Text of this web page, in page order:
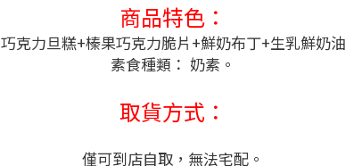
商品特色：
巧克力旦糕+榛果巧克力脆片+鮮奶布丁+生乳鮮奶油
素食種類： 奶素。
取貨方式：
僅可到店自取，無法宅配。